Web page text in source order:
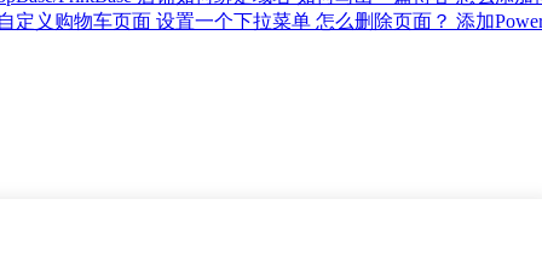
定义购物车页面 设置一个下拉菜单 怎么删除页面？ 添加